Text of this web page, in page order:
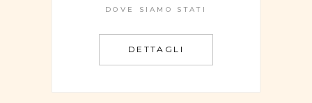
DOVE SIAMO STATI
DETTAGLI